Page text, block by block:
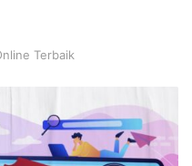
Terbaik